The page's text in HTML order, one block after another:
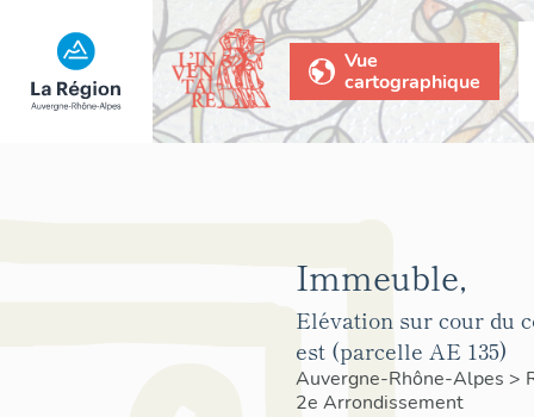
Vue
cartographique
Immeuble,
Elévation sur cour du
est (parcelle AE 135)
Auvergne-Rhône-Alpes >
2e Arrondissement